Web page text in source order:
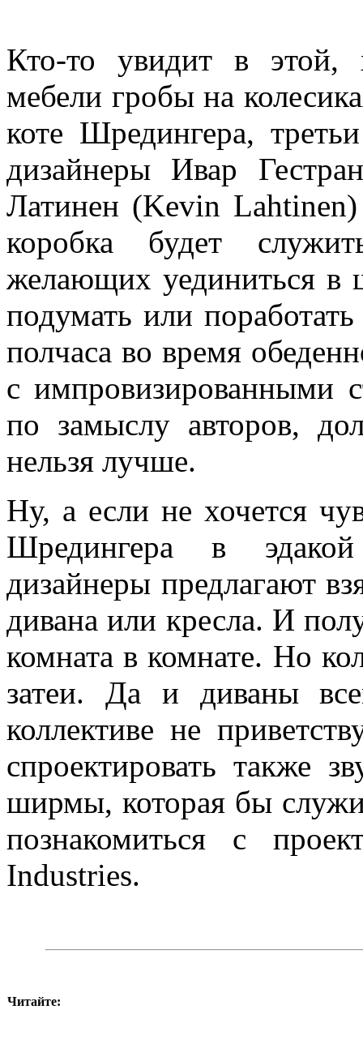
Кто-то увидит в этой,
мебели гробы на
коте Шредингера,
дизайнеры Ивар
Латинен (Kevin
коробка будет
желающих уединиться в
подумать или
полчаса во время
с импровизированными
по замыслу авторов,
нельзя лучше.
Ну, а если не хочется
Шредингера в эдакой
дизайнеры предлагают
дивана или кресла. И
комната в комнате. Но
затеи. Да и диваны
коллективе не
спроектировать также
ширмы, которая бы
познакомиться с
Industries.
Читайте: